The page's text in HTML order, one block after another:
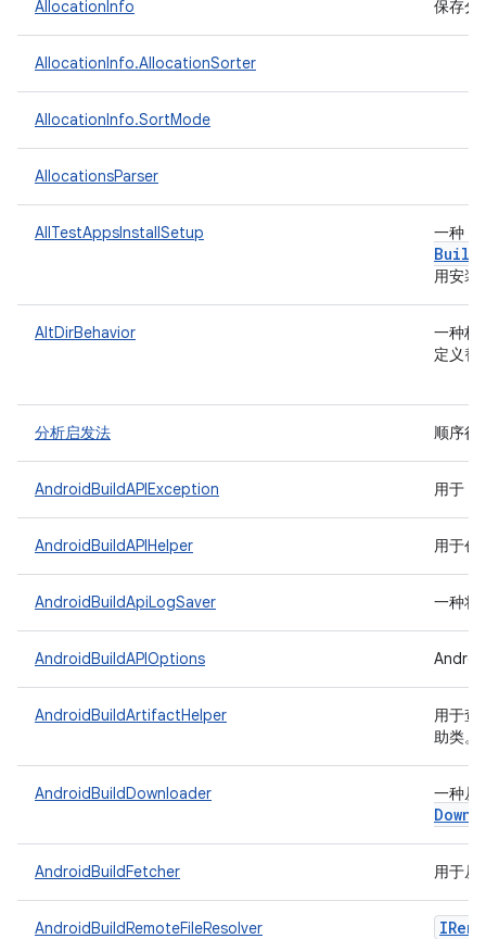
AllocationInfo 保存分
AllocationInfo.AllocationSorter
AllocationInfo.SortMode
AllocationsParser
AllTestAppsInstallSetup 一种
Build
用安装
AltDirBehavior
一种枚
定义替
分析启发法 顺序
AndroidBuildAPIException 用于
AndroidBuildAPIHelper 用于创
AndroidBuildApiLogSaver 一种将
AndroidBuildAPIOptions
AndroidBuildArtifactHelper
用于查
助类。
AndroidBuildDownloader 一种从
AndroidBuildFetcher 用于从
AndroidBuildRemoteFileResolver